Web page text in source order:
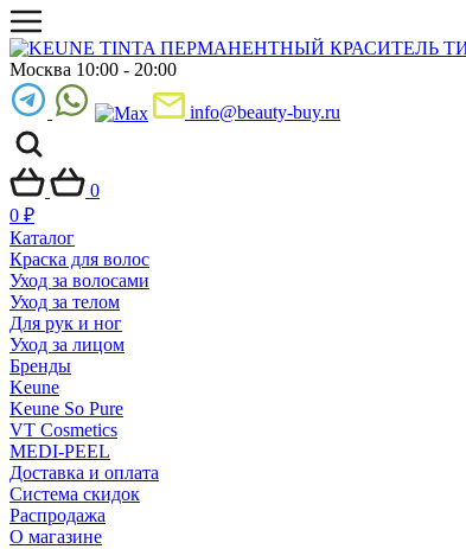
Москва 10:00 - 20:00
info@beauty-buy.ru
0
0 ₽
Каталог
Краска для волос
Уход за волосами
Уход за телом
Для рук и ног
Уход за лицом
Бренды
Keune
Keune So Pure
VT Cosmetics
MEDI-PEEL
Доставка и оплата
Система скидок
Распродажа
О магазине